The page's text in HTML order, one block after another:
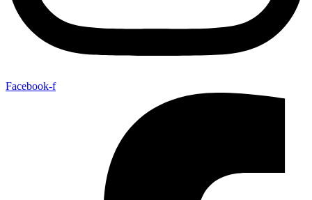
Facebook-f